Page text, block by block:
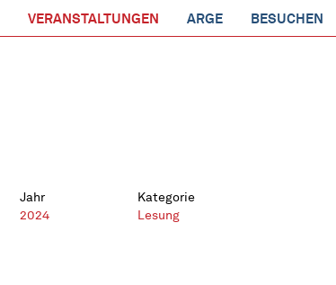
VERANSTALTUNGEN ARGE BESUCHEN
Jahr
2024
Kategorie
Lesung